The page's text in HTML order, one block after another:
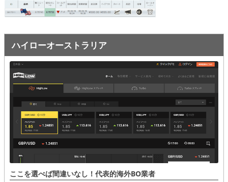
トレンドを見極める
トレンド順張りで勝つ方法
逆張りと相場変動のしくみ
シグナルはダマシに注意
負けそうなときは損切り
攻略法まとめ
ローソク足チャート
移動平均線
ハイローオーストラリア
ここを選べば間違いなし！代表的海外BO業者